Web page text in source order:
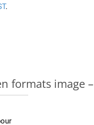
.
formats image